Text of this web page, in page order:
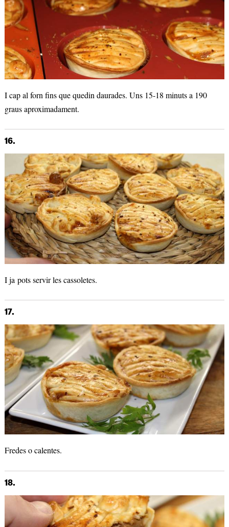
I cap al forn fins que quedin daurades. Uns 15-18 minuts a 190
graus aproximadament.
16.
I ja pots servir les cassoletes.
17.
Fredes o calentes.
18.